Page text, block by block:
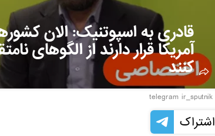
قادری به اسپوتنیک: الان
آمریکا قرار دارند از الگوهای
کنند
اشتراک